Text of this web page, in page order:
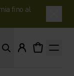
fino al